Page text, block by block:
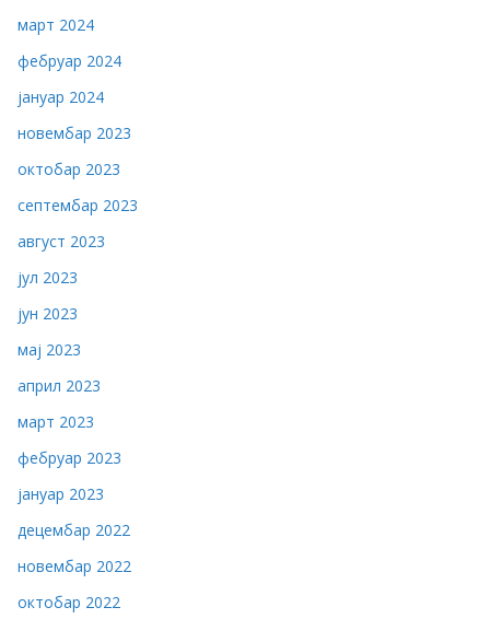
март 2024
фебруар 2024
јануар 2024
новембар 2023
октобар 2023
септембар 2023
август 2023
јул 2023
јун 2023
мај 2023
април 2023
март 2023
фебруар 2023
јануар 2023
децембар 2022
новембар 2022
октобар 2022